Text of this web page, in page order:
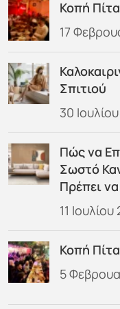
Κοπή
17
Σπιτιού
30
Πώς να
Σωστό
Πρέπει
11
Κοπή
5